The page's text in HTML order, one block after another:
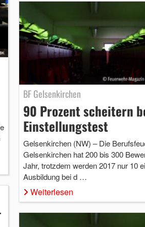
BF Gelsenkirchen
90 Prozent scheitern
Einstellungstest
Gelsenkirchen (NW) – Die
Gelsenkirchen hat 200 bis 300
Jahr, trotzdem werden 2017 nur 10
Ausbildung bei d …
Weiterlesen